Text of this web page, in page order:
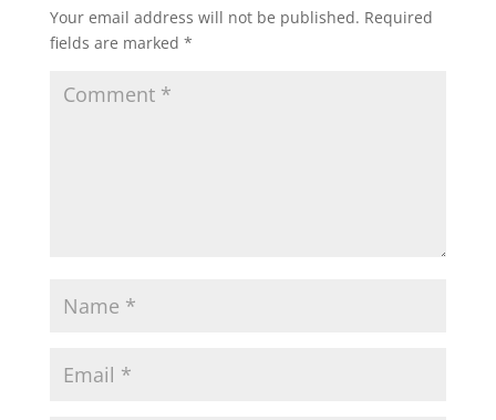
Your email address will not be published. Required
fields are marked *